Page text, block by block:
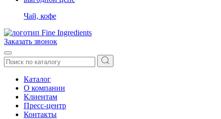
Чай, кофе
Заказать звонок
Каталог
О компании
Клиентам
Пресс-центр
Контакты